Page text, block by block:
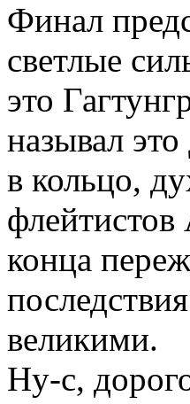
Финал
светлые
это
называл
в кольцо,
флейтистов
конца
великими.
Ну-с,